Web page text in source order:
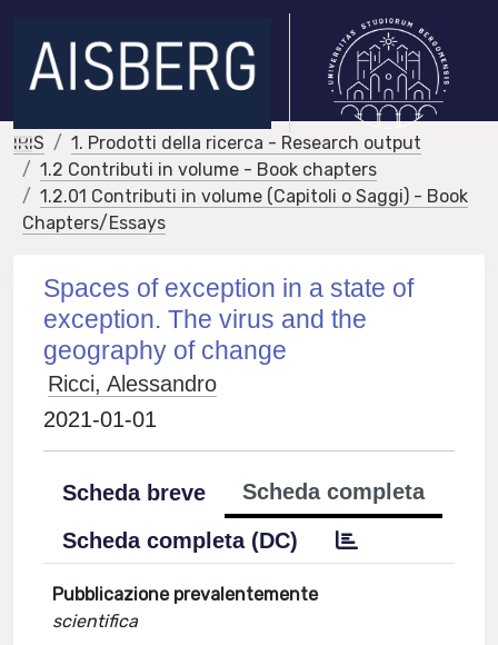
IRIS
1. Prodotti della ricerca - Research output
1.2 Contributi in volume - Book chapters
1.2.01 Contributi in volume (Capitoli o Saggi) - Book
Chapters/Essays
Spaces of exception in a state of
exception. The virus and the
geography of change
Ricci, Alessandro
2021-01-01
Scheda breve
Scheda completa
Scheda completa (DC)
Pubblicazione prevalentemente
scientifica